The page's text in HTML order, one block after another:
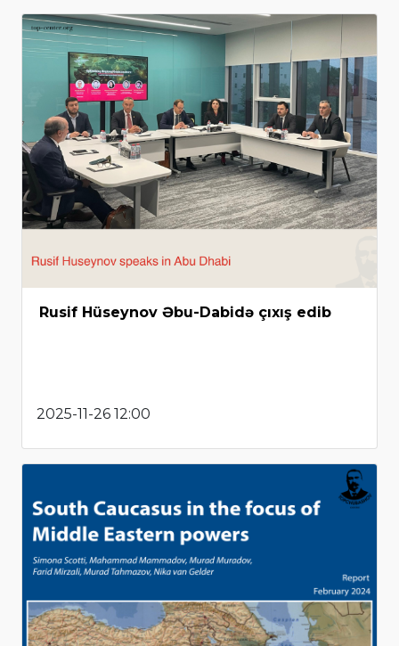
Rusif Hüseynov Əbu-Dabidə çıxış edib
2025-11-26 12:00